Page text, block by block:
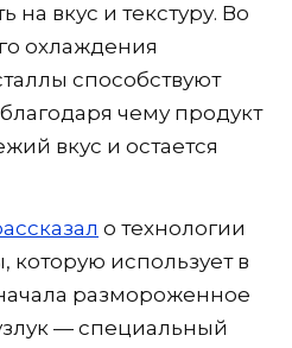
на вкус и текстуру. Во
охлаждения
способствуют
чему продукт
вкус и остается
о технологии
которую использует в
размороженное
— специальный